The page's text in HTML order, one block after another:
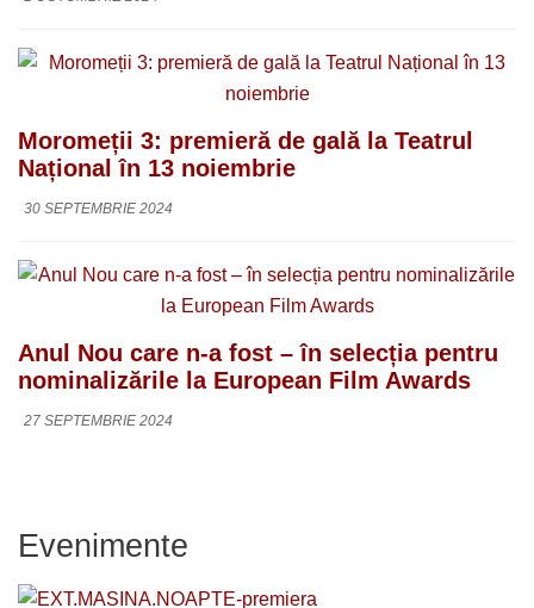
Moromeții 3: premieră de gală la Teatrul
Național în 13 noiembrie
30 SEPTEMBRIE 2024
Anul Nou care n-a fost – în selecția pentru
nominalizările la European Film Awards
27 SEPTEMBRIE 2024
Evenimente